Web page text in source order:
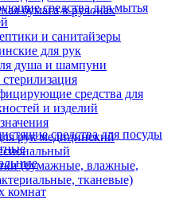
бумага в рулонах
средства для мытья
и санитайзеры
для рук
душа и шампуни
средства для
и изделий
рук медицинский
(бумажные, влажные,
тканевые)
средства для посуды
комнат